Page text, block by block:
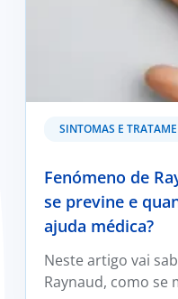
SINTOMAS E
Fenómeno de
se previne e
ajuda médica?
Neste artigo vai
Raynaud, como se